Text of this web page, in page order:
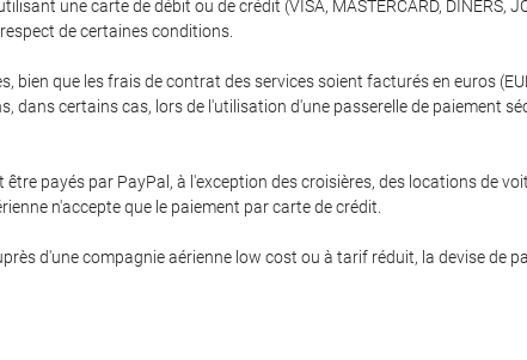
une carte de débit ou de crédit (VISA, MASTERCARD, DINERS,
de certaines conditions.
bien que les frais de contrat des services soient facturés en euros
dans certains cas, lors de l'utilisation d'une passerelle de paiement
payés par PayPal, à l'exception des croisières, des locations de
n'accepte que le paiement par carte de crédit.
d'une compagnie aérienne low cost ou à tarif réduit, la devise de